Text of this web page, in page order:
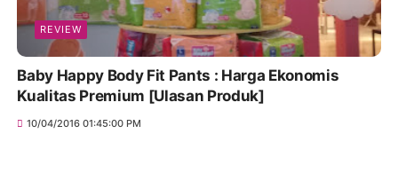
REVIEW
Baby Happy Body Fit Pants : Harga Ekonomis
Kualitas Premium [Ulasan Produk]
10/04/2016 01:45:00 PM